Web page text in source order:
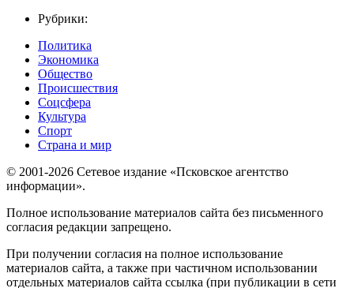
Рубрики:
Политика
Экономика
Общество
Происшествия
Соцсфера
Культура
Спорт
Страна и мир
© 2001-2026 Сетевое издание «Псковское агентство
информации».
Полное использование материалов сайта без письменного
согласия редакции запрещено.
При получении согласия на полное использование
материалов сайта, а также при частичном использовании
отдельных материалов сайта ссылка (при публикации в сети